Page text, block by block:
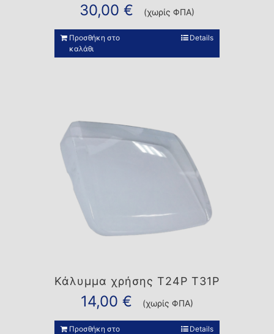
30,00 € (χωρίς ΦΠΑ)
Προσθήκη στο
καλάθι
Details
Κάλυμμα χρήσης T24P T31P
14,00 € (χωρίς ΦΠΑ)
Προσθήκη στο
Details